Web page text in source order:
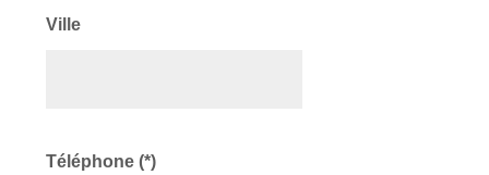
Ville
Téléphone (*)